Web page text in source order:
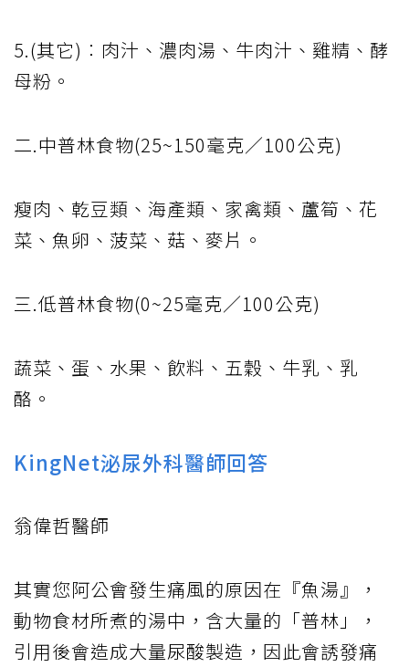
5.(其它)︰肉汁、濃肉湯、牛肉汁、雞精、酵
母粉。
二.中普林食物(25~150毫克／100公克)
瘦肉、乾豆類、海產類、家禽類、蘆筍、花
菜、魚卵、菠菜、菇、麥片。
三.低普林食物(0~25毫克／100公克)
蔬菜、蛋、水果、飲料、五穀、牛乳、乳
酪。
KingNet泌尿外科醫師回答
翁偉哲醫師
其實您阿公會發生痛風的原因在『魚湯』，
動物食材所煮的湯中，含大量的「普林」，
引用後會造成大量尿酸製造，因此會誘發痛